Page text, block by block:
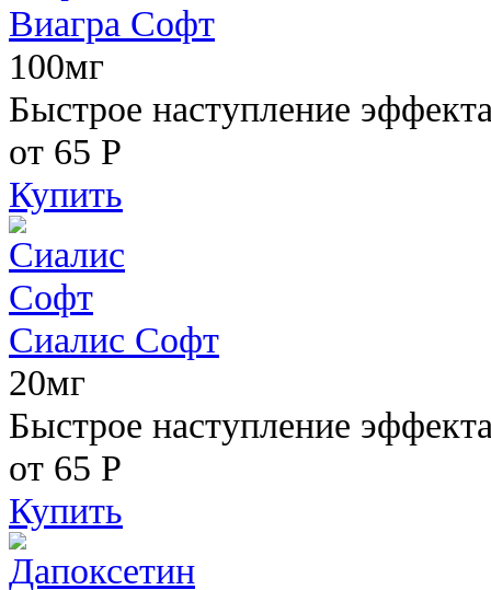
Виагра Софт
100мг
Быстрое наступление
от 65 Р
Купить
Сиалис Софт
20мг
Быстрое наступление
от 65 Р
Купить